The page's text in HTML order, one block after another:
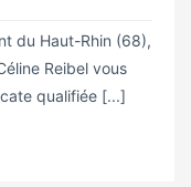
du Haut-Rhin (68),
Reibel vous
qualifiée [...]